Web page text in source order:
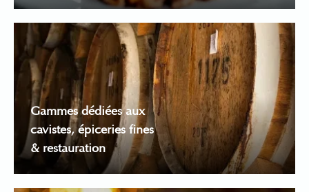
Gammes dédiées aux
cavistes, épiceries fines
& restauration